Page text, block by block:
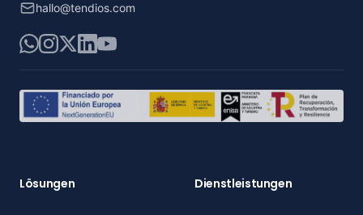
hallo@tendios.com
WhatsApp
Instagram
X LinkedIn
YouTube
Lösungen Dienstleistungen